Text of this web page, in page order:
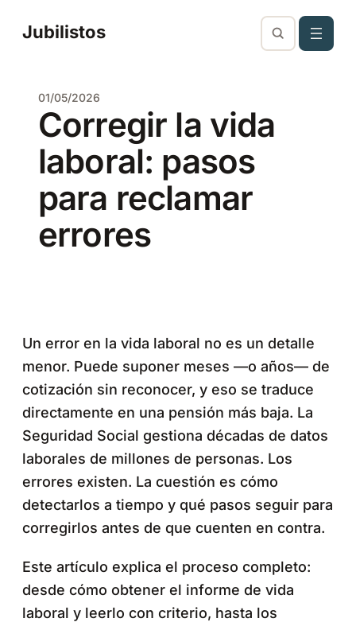
Jubilistos
01/05/2026
Corregir la vida
laboral: pasos
para reclamar
errores
Un error en la vida laboral no es un detalle
menor. Puede suponer meses —o años— de
cotización sin reconocer, y eso se traduce
directamente en una pensión más baja. La
Seguridad Social gestiona décadas de datos
laborales de millones de personas. Los
errores existen. La cuestión es cómo
detectarlos a tiempo y qué pasos seguir para
corregirlos antes de que cuenten en contra.
Este artículo explica el proceso completo:
desde cómo obtener el informe de vida
laboral y leerlo con criterio, hasta los